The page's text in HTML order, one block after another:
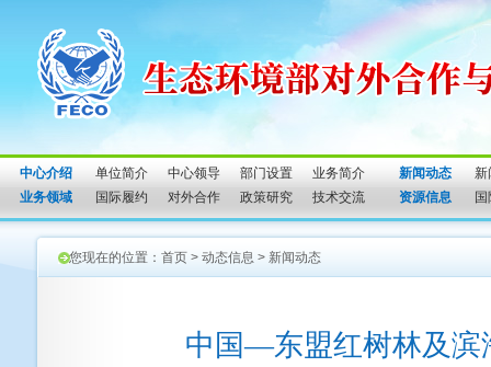
中心介绍 单位简介 中心领导 部门设置
业务简介
业务领域
国际履约 对外合作 政策研究 技术交流
新闻动态
新
资源信息
您现在的位置： 首页 > 动态信息 > 新闻动态
中国—东盟红树林及滨